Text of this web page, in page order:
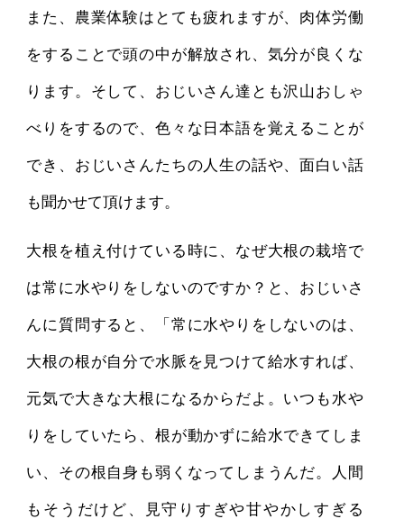
また、農業体験はとても疲れますが、肉体労働
をすることで頭の中が解放され、気分が良くな
ります。そして、おじいさん達とも沢山おしゃ
べりをするので、色々な日本語を覚えることが
でき、おじいさんたちの人生の話や、面白い話
も聞かせて頂けます。
大根を植え付けている時に、なぜ大根の栽培で
は常に水やりをしないのですか？と、おじいさ
んに質問すると、「常に水やりをしないのは、
大根の根が自分で水脈を見つけて給水すれば、
元気で大きな大根になるからだよ。いつも水や
りをしていたら、根が動かずに給水できてしま
い、その根自身も弱くなってしまうんだ。人間
もそうだけど、見守りすぎや甘やかしすぎる